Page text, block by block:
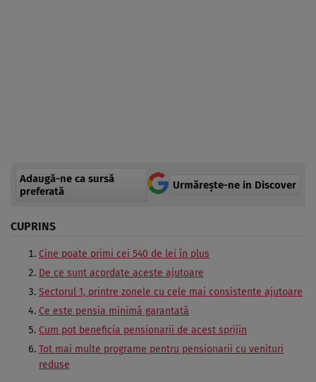
Adaugă-ne ca sursă
preferată
Urmărește-ne in Discover
CUPRINS
Cine poate primi cei 540 de lei în plus
De ce sunt acordate aceste ajutoare
Sectorul 1, printre zonele cu cele mai consistente ajutoare
Ce este pensia minimă garantată
Cum pot beneficia pensionarii de acest sprijin
Tot mai multe programe pentru pensionarii cu venituri
reduse